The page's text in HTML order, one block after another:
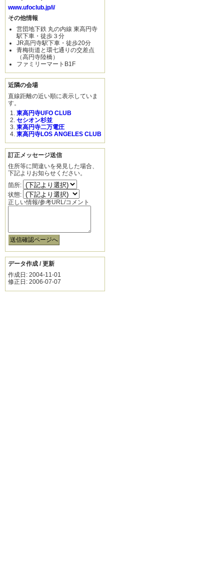
www.ufoclub.jp/i/
その他情報
営団地下鉄 丸の内線 東高円寺
駅下車・徒歩３分
JR高円寺駅下車・徒歩20分
青梅街道と環七通りの交差点
（高円寺陸橋）
ファミリーマートB1F
近隣の会場
直線距離の近い順に表示していま
す。
東高円寺UFO CLUB
セシオン杉並
東高円寺二万電圧
東高円寺LOS ANGELES CLUB
訂正メッセージ送信
住所等に間違いを発見した場合、
下記よりお知らせください。
箇所:
状態:
正しい情報/参考URL/コメント
データ作成 / 更新
作成日: 2004-11-01
修正日: 2006-07-07